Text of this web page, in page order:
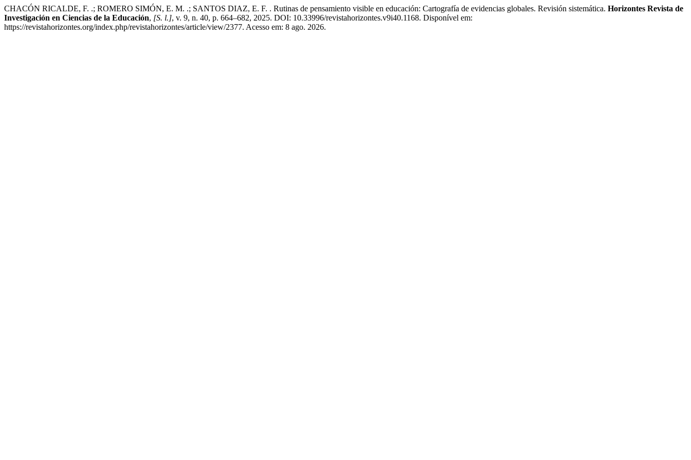
CHACÓN RICALDE, F. .; ROMERO SIMÓN, E. M. .; SANTOS DIAZ, E. F. . Rutinas de pensamiento visible en educación: Cartografía de evidencias globales. Revisión sistemática. Horizontes Revista de
Investigación en Ciencias de la Educación, [S. l.], v. 9, n. 40, p. 664–682, 2025. DOI: 10.33996/revistahorizontes.v9i40.1168. Disponível em:
https://revistahorizontes.org/index.php/revistahorizontes/article/view/2377. Acesso em: 8 ago. 2026.